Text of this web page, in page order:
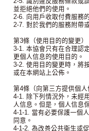
並拒絕他們的使用。
2-6. 向用戶收取付費服務
2-7. 對於我們的服務附帶
第3條（使用目的的變更）
3-1. 本協會只有在合理認
更個人信息的使用目的。
3-2. 使用目的變更時，將
或在本網站上公佈。
第4條（向第三方提供個人
4-1. 除下列情況外，未經
人信息。但是，個人信息
4-1-1. 當有必要保護一個
同意。
4-1-2. 為改善公共衛生或